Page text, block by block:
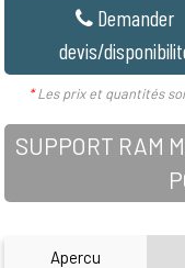
Demander
devis/
*Les prix et quantités
SUPPORT RAM
Apercu